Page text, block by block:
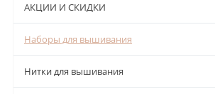
АКЦИИ И СКИДКИ
Наборы для вышивания
Нитки для вышивания